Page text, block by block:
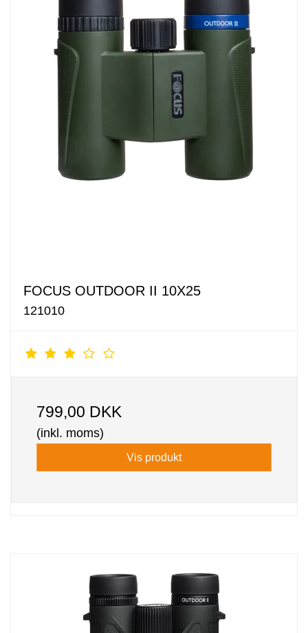
FOCUS OUTDOOR II 10X25
121010
799,00 DKK
(inkl. moms)
Vis produkt